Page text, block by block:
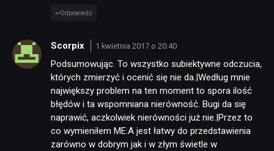
Odpowiedz
Scorpix 1 kwietnia 2017 o 20:40
Podsumowując. To wszystko subiektywne odczucia,
których zmierzyć i ocenić się nie da.|Według mnie
największy problem na ten moment to spora ilość
błędów i ta wspomniana nierówność. Bugi da się
naprawić, aczkolwiek nierówności już nie.|Przez to
co wymieniłem ME:A jest łatwy do przedstawienia
zarówno w dobrym jak i w złym świetle w